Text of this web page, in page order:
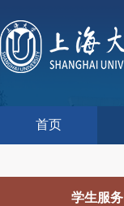
首页
学生服务